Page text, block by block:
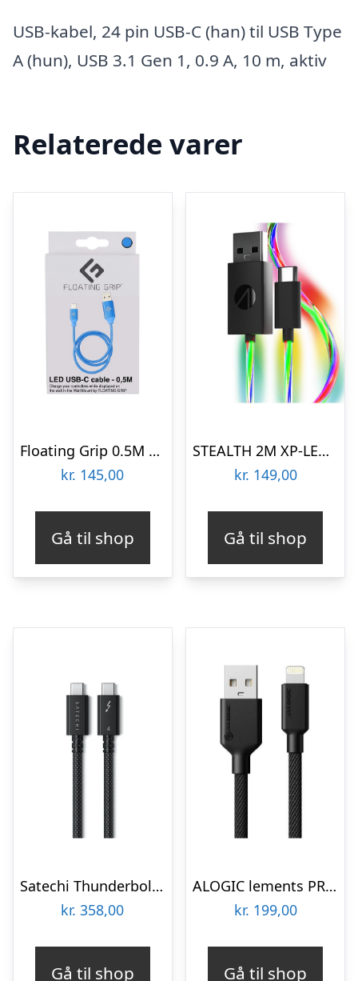
USB-kabel, 24 pin USB-C (han) til USB Type
A (hun), USB 3.1 Gen 1, 0.9 A, 10 m, aktiv
Relaterede varer
Floating Grip 0.5M LED USB-C CABLE (BLUE)
kr. 145,00
Gå til shop
STEALTH 2M XP-LED Light Up Play & Charge Cables – Twin Pack
kr. 149,00
Gå til shop
Satechi Thunderbolt 4 Pro Cable – 1 m
kr. 358,00
Gå til shop
ALOGIC lements PRO USB-A to Lightning Cable – 2m
kr. 199,00
Gå til shop